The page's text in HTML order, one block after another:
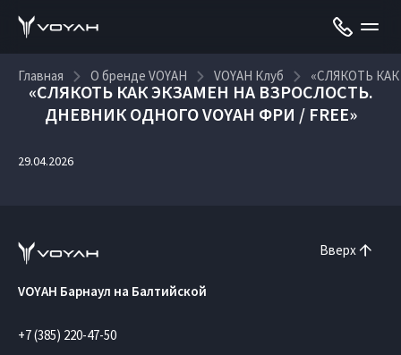
Главная О бренде VOYAH VOYAH Клуб «СЛЯКОТЬ
«СЛЯКОТЬ КАК ЭКЗАМЕН НА ВЗРОСЛОСТЬ.
ДНЕВНИК ОДНОГО VOYAH ФРИ / FREE»
29.04.2026
Вверх
VOYAH Барнаул на Балтийской
+7 (385) 220-47-50